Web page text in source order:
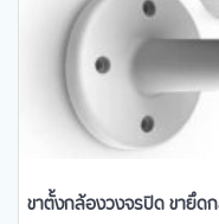
ขาตั้งกล้องวงจรปิด​ ขายึด